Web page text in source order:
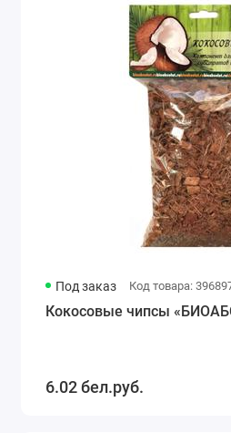
Под заказ Код товара:
Кокосовые чипсы
6.02 бел.руб.